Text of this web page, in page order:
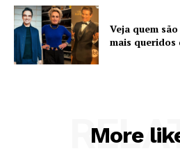
Veja quem
mais
More